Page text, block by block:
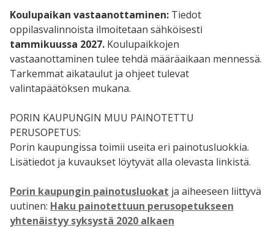
Koulupaikan vastaanottaminen: Tiedot
oppilasvalinnoista ilmoitetaan sähköisesti
tammikuussa 2027. Koulupaikkojen
vastaanottaminen tulee tehdä määräaikaan mennessä.
Tarkemmat aikataulut ja ohjeet tulevat
valintapäätöksen mukana.
PORIN KAUPUNGIN MUU PAINOTETTU
PERUSOPETUS:
Porin kaupungissa toimii useita eri painotusluokkia.
Lisätiedot ja kuvaukset löytyvät alla olevasta linkistä.
Porin kaupungin painotusluokat ja aiheeseen liittyvä
uutinen: Haku painotettuun perusopetukseen
yhtenäistyy syksystä 2020 alkaen